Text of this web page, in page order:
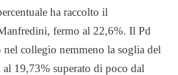
ha raccolto il
fermo al 22,6%. Il Pd
collegio nemmeno la soglia del
19,73% superato di poco dal